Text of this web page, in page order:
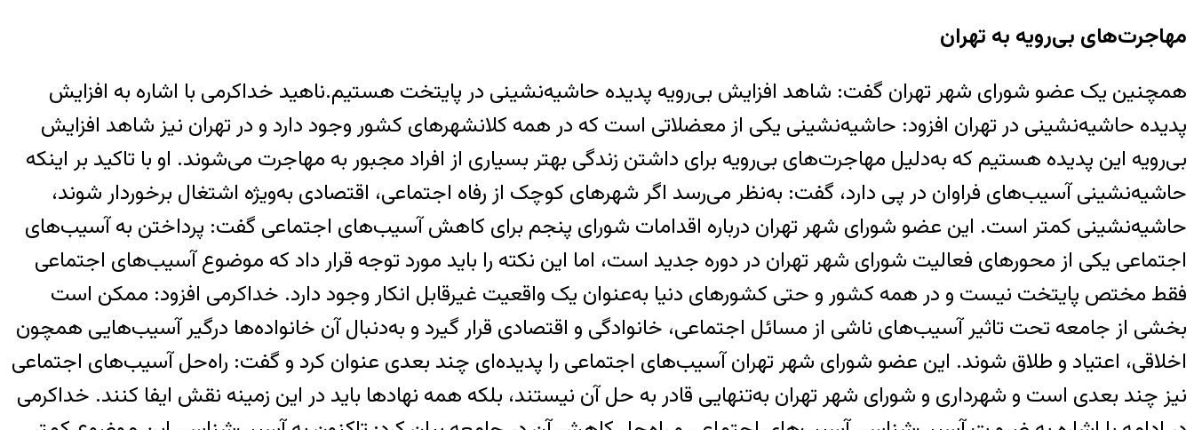
مهاجرت‌های بی‌‌‌رویه به تهران
همچنین یک عضو شورای شهر تهران گفت: شاهد افزایش بی‌رویه پدیده حاشیه‌نشینی در پایتخت هستیم.ناهید خداکرمی با اشاره به افزایش
پدیده حاشیه‌نشینی در تهران افزود: حاشیه‌نشینی یکی از معضلاتی است که در همه کلانشهرهای کشور وجود دارد و در تهران نیز شاهد افزایش
بی‌رویه این پدیده هستیم که به‌دلیل مهاجرت‌های بی‌رویه برای داشتن زندگی بهتر بسیاری از افراد مجبور به مهاجرت می‌شوند. او با تاکید بر اینکه
حاشیه‌نشینی آسیب‌های فراوان در پی دارد، گفت: به‌نظر می‌رسد اگر شهرهای کوچک از رفاه اجتماعی، اقتصادی به‌ویژه اشتغال برخوردار شوند،
حاشیه‌نشینی کمتر است. این عضو شورای شهر تهران درباره اقدامات شورای پنجم برای کاهش آسیب‌های اجتماعی گفت: پرداختن به آسیب‌های
اجتماعی یکی از محورهای فعالیت شورای شهر تهران در دوره جدید است، اما این نکته را باید مورد توجه قرار داد که موضوع آسیب‌های اجتماعی
فقط مختص پایتخت نیست و در همه کشور و حتی کشورهای دنیا به‌عنوان یک واقعیت غیرقابل انکار وجود دارد. خداکرمی افزود: ممکن است
بخشی از جامعه تحت تاثیر آسیب‌های ناشی از مسائل اجتماعی، خانوادگی و اقتصادی قرار گیرد و به‌دنبال آن خانواده‌ها درگیر آسیب‌هایی همچون
اخلاقی، اعتیاد و طلاق شوند. این عضو شورای شهر تهران آسیب‌های اجتماعی را پدیده‌ای چند بعدی عنوان کرد و گفت: راه‌حل آسیب‌های اجتماعی
نیز چند بعدی است و شهرداری و شورای شهر تهران به‌تنهایی قادر به حل آن نیستند، بلکه همه نهادها باید در این زمینه نقش ایفا کنند. خداکرمی